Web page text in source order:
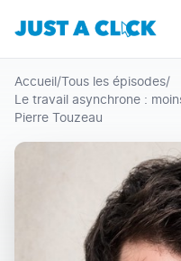
Accueil / Tous les épisodes/
Le travail asynchrone :
Pierre Touzeau